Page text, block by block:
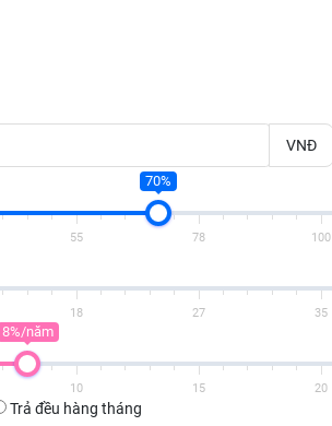
VNĐ
70%
55 78 100
18 27 35
8%/năm
10 15 20
Trả đều hàng tháng